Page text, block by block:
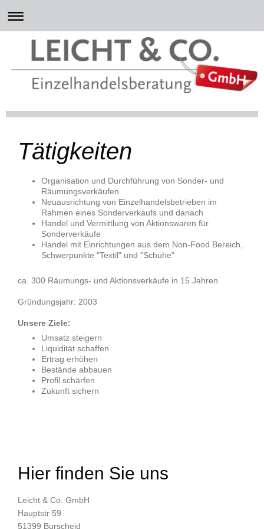
Tätigkeiten
Organisation und Durchführung von Sonder- und
Räumungsverkäufen
Neuausrichtung von Einzelhandelsbetrieben im
Rahmen eines Sonderverkaufs und danach
Handel und Vermittlung von Aktionswaren für
Sonderverkäufe
Handel mit Einrichtungen aus dem Non-Food Bereich,
Schwerpunkte "Textil" und "Schuhe"
ca. 300 Räumungs- und Aktionsverkäufe in 15 Jahren
Gründungsjahr: 2003
Unsere Ziele:
Umsatz steigern
Liquidität schaffen
Ertrag erhöhen
Bestände abbauen
Profil schärfen
Zukunft sichern
Hier finden Sie uns
Leicht & Co. GmbH
Hauptstr 59
51399 Burscheid